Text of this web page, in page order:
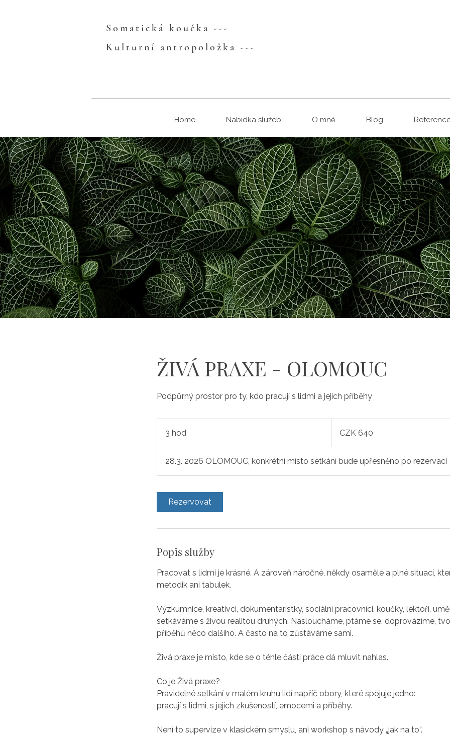
Somatická koučka ---
Kulturní antropoložka ---
Home Nabídka služeb O mně Blog
ŽIVÁ PRAXE - OLOMOUC
​Podpůrný prostor pro ty, kdo pracují s lidmi a jejich příběhy
3 hod
h
o
korunas
CZK 640
28.3. 2026 OLOMOUC, konkrétní místo setkání bude upřesněno po rezervaci
Rezervovat
Popis služby
Pracovat s lidmi je krásné. A zároveň náročné, někdy osamělé a plné situací,
metodik ani tabulek.
Výzkumnice, kreativci, dokumentaristky, sociální pracovníci, koučky, lektoři,
setkáváme s živou realitou druhých. Nasloucháme, ptáme se, doprovázíme,
příběhů něco dalšího. A často na to zůstáváme sami.
Živá praxe je místo, kde se o téhle části práce dá mluvit nahlas.
Co je Živá praxe?
Pravidelné setkání v malém kruhu lidí napříč obory, které spojuje jedno:
pracují s lidmi, s jejich zkušeností, emocemi a příběhy.
​Není to supervize v klasickém smyslu, ani workshop s návody „jak na to“.